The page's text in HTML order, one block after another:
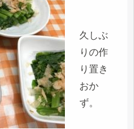
久しぶ
りの作
り置き
おか
ず。